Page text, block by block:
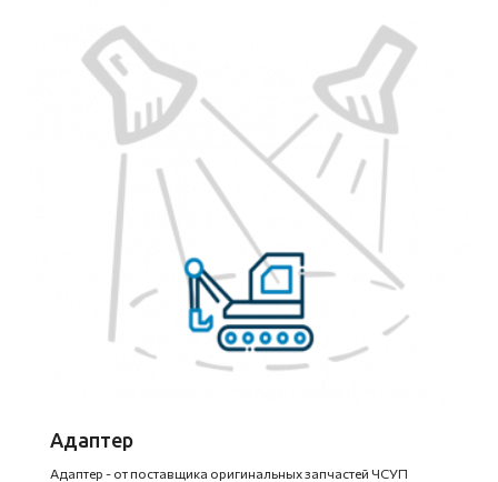
Адаптер
Адаптер - от поставщика оригинальных запчастей ЧСУП